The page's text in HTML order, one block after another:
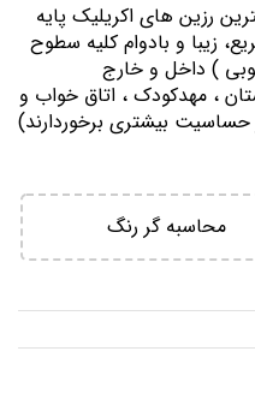
رزين هاي اكريليك پايه
زیبا و بادوام کلیه سطوح
) داخل و خارج
، مهدكودك ، اتاق خواب و
حساسيت بيشتري برخوردارند)
محاسبه گر رنگ